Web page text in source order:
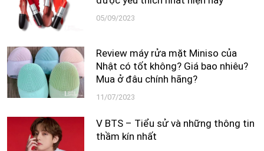
05/09/2023
Review máy rửa mặt Miniso của
Nhật có tốt không? Giá bao nhiêu?
Mua ở đâu chính hãng?
11/07/2023
V BTS – Tiểu sử và những thông tin
thầm kín nhất